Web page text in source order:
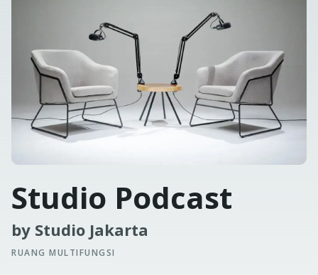
Studio Podcast
by Studio Jakarta
RUANG MULTIFUNGSI